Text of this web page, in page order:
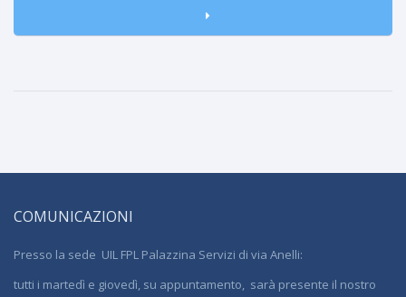
COMUNICAZIONI
Presso la sede UIL FPL Palazzina Servizi di via Anelli:
tutti i martedì e giovedì, su appuntamento, sarà presente il nostro